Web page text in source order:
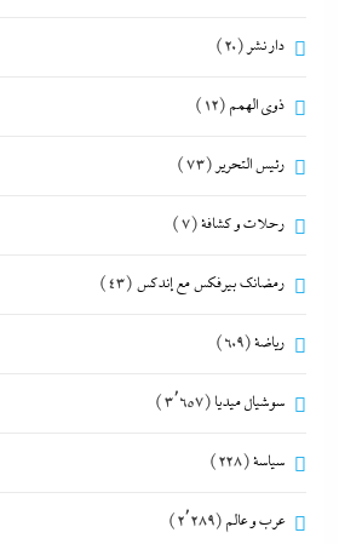
دار نشر (20)
ذوى الهمم (12)
رئيس التحرير (73)
رحلات و كشافة(7)
رمضانك بيرفكس مع إندكس (43)
رياضة(609)
سوشيال ميديا (3٬657)
سياسة(228)
عرب و عالم (2٬289)